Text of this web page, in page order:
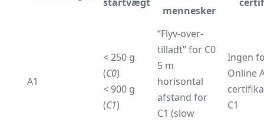
mennesker
A1
< 250 g
(C0)
< 900 g
(C1)
“Flyv-over-
tilladt” for C0
5 m
horisontal
afstand for
C1 (slow
Ingen
Online
C1